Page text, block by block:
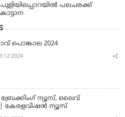
പുളിയിലപ്പാറയിൽ പലചരക്ക്
പൊങ്കാല 2024
12-2024
ബ്രേക്കിംഗ് ന്യൂസ്, ലൈവ്
കേരളവിഷൻ ന്യൂസ്